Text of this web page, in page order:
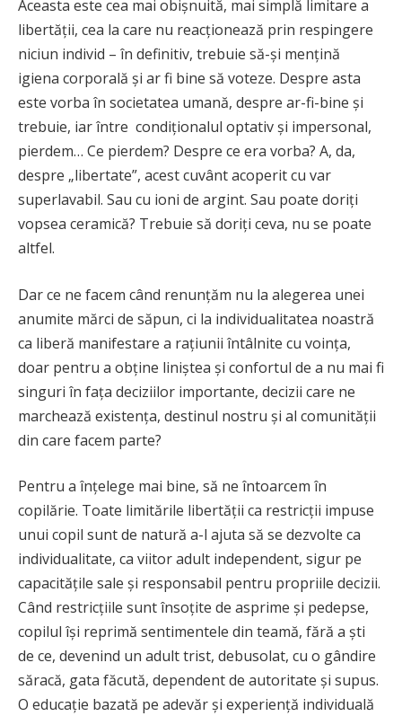
Aceasta este cea mai obișnuită, mai simplă limitare a
libertății, cea la care nu reacționează prin respingere
niciun individ – în definitiv, trebuie să-și mențină
igiena corporală și ar fi bine să voteze. Despre asta
este vorba în societatea umană, despre ar-fi-bine și
trebuie, iar între condiționalul optativ și impersonal,
pierdem… Ce pierdem? Despre ce era vorba? A, da,
despre „libertate”, acest cuvânt acoperit cu var
superlavabil. Sau cu ioni de argint. Sau poate doriți
vopsea ceramică? Trebuie să doriți ceva, nu se poate
altfel.
Dar ce ne facem când renunțăm nu la alegerea unei
anumite mărci de săpun, ci la individualitatea noastră
ca liberă manifestare a rațiunii întâlnite cu voința,
doar pentru a obține liniștea și confortul de a nu mai fi
singuri în fața deciziilor importante, decizii care ne
marchează existența, destinul nostru și al comunității
din care facem parte?
Pentru a înțelege mai bine, să ne întoarcem în
copilărie. Toate limitările libertății ca restricții impuse
unui copil sunt de natură a-l ajuta să se dezvolte ca
individualitate, ca viitor adult independent, sigur pe
capacitățile sale și responsabil pentru propriile decizii.
Când restricțiile sunt însoțite de asprime și pedepse,
copilul își reprimă sentimentele din teamă, fără a ști
de ce, devenind un adult trist, debusolat, cu o gândire
săracă, gata făcută, dependent de autoritate și supus.
O educație bazată pe adevăr și experiență individuală